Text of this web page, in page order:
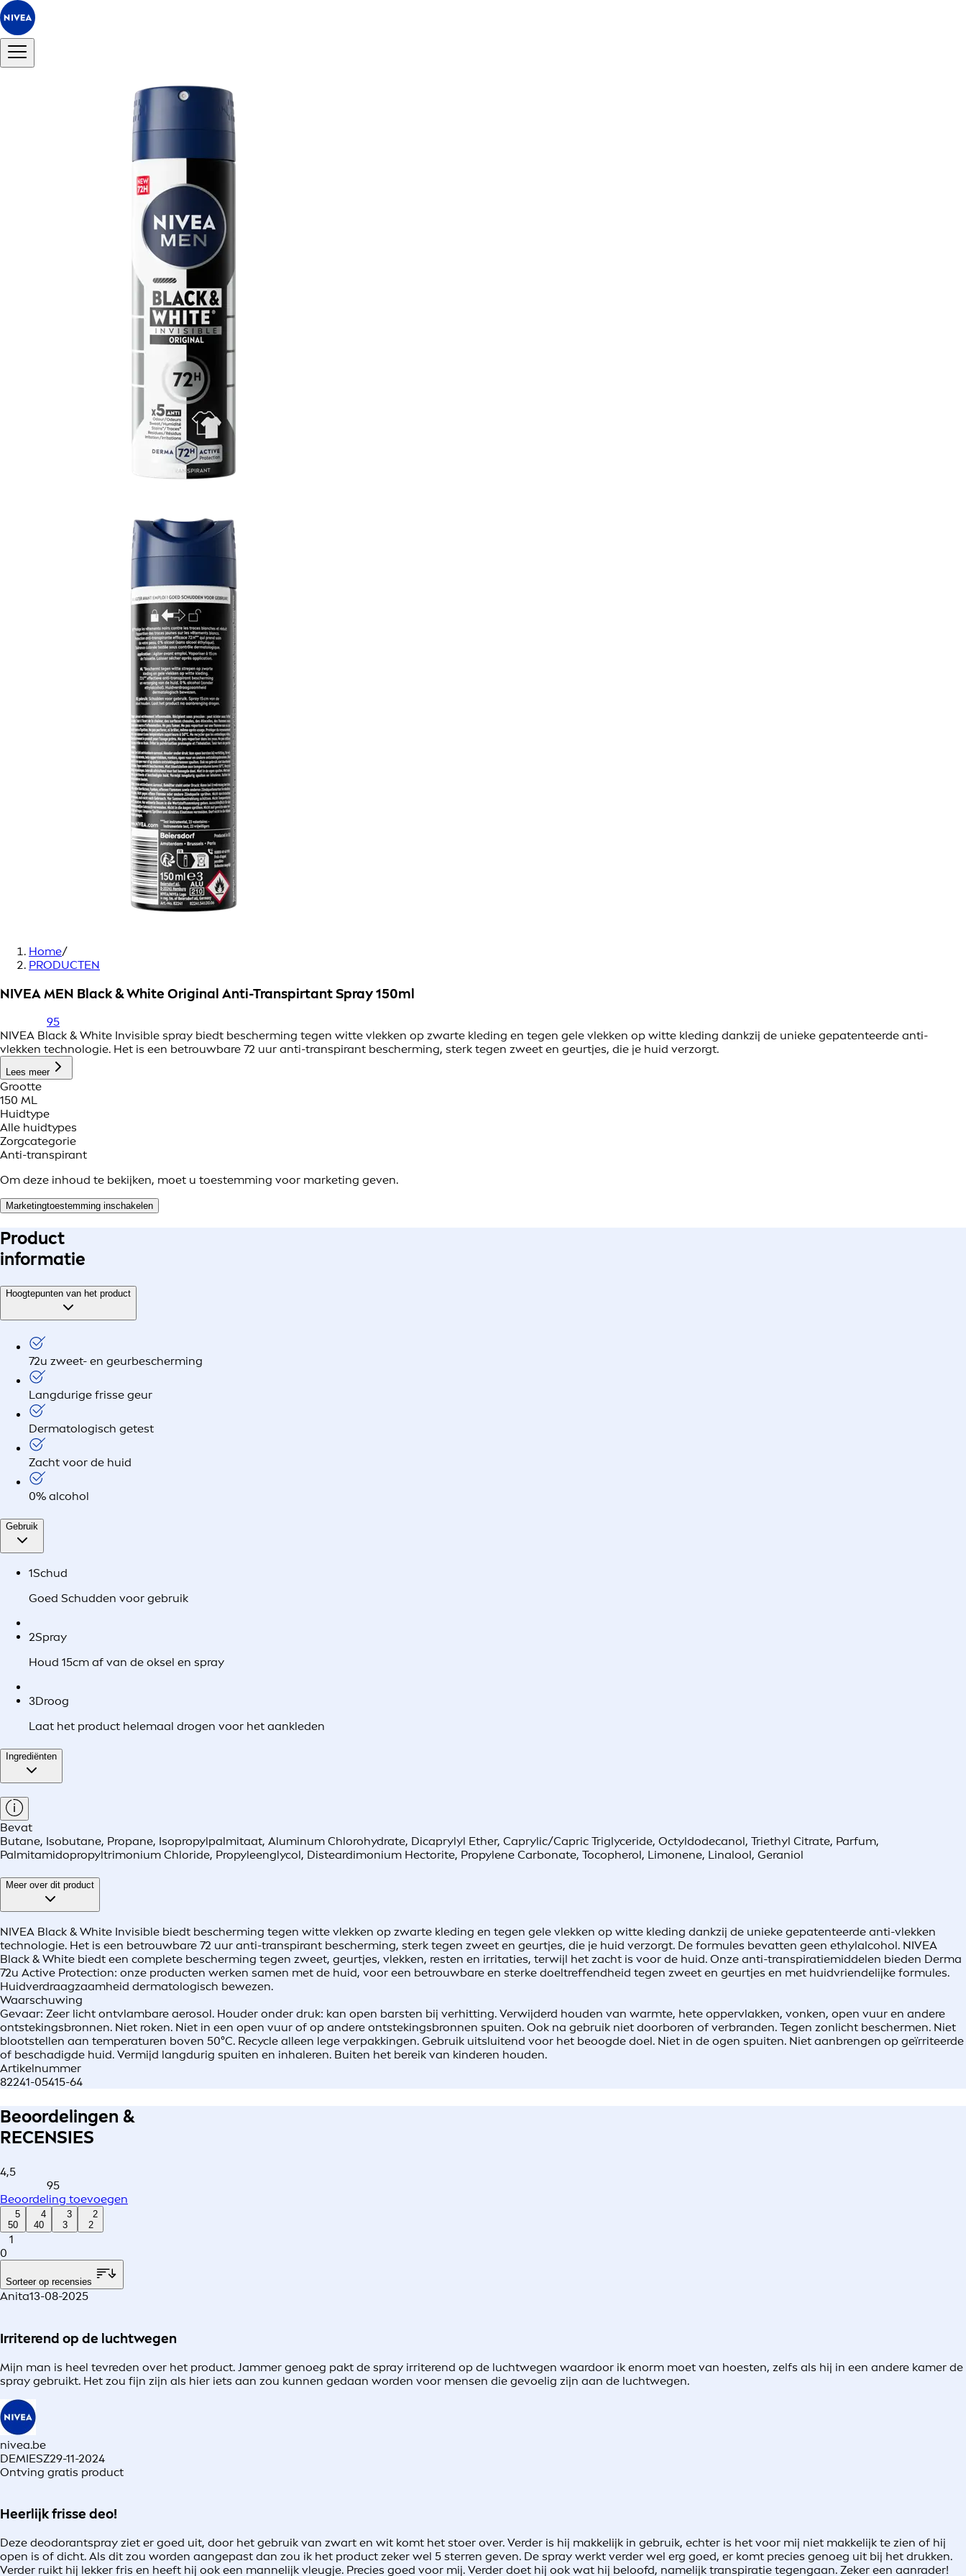
Home/
PRODUCTEN
NIVEA MEN Black & White Original Anti-Transpirtant Spray 150ml
95
NIVEA Black & White Invisible spray biedt bescherming tegen witte vlekken op zwarte kleding en tegen gele vlekken op witte kleding dankzij de unieke gepatenteerde anti-
vlekken technologie. Het is een betrouwbare 72 uur anti-transpirant bescherming, sterk tegen zweet en geurtjes, die je huid verzorgt.
Lees meer
Grootte
150 ML
Huidtype
Alle huidtypes
Zorgcategorie
Anti-transpirant
Om deze inhoud te bekijken, moet u toestemming voor marketing geven.
Marketingtoestemming inschakelen
Product
informatie
Hoogtepunten van het product
72u zweet- en geurbescherming
Langdurige frisse geur
Dermatologisch getest
Zacht voor de huid
0% alcohol
Gebruik
1Schud
Goed Schudden voor gebruik
2Spray
Houd 15cm af van de oksel en spray
3Droog
Laat het product helemaal drogen voor het aankleden
Ingrediënten
Bevat
Butane, Isobutane, Propane, Isopropylpalmitaat, Aluminum Chlorohydrate, Dicaprylyl Ether, Caprylic/Capric Triglyceride, Octyldodecanol, Triethyl Citrate, Parfum,
Palmitamidopropyltrimonium Chloride, Propyleenglycol, Disteardimonium Hectorite, Propylene Carbonate, Tocopherol, Limonene, Linalool, Geraniol
Meer over dit product
NIVEA Black & White Invisible biedt bescherming tegen witte vlekken op zwarte kleding en tegen gele vlekken op witte kleding dankzij de unieke gepatenteerde anti-vlekken
technologie. Het is een betrouwbare 72 uur anti-transpirant bescherming, sterk tegen zweet en geurtjes, die je huid verzorgt. De formules bevatten geen ethylalcohol. NIVEA
Black & White biedt een complete bescherming tegen zweet, geurtjes, vlekken, resten en irritaties, terwijl het zacht is voor de huid. Onze anti-transpiratiemiddelen bieden Derma
72u Active Protection: onze producten werken samen met de huid, voor een betrouwbare en sterke doeltreffendheid tegen zweet en geurtjes en met huidvriendelijke formules.
Huidverdraagzaamheid dermatologisch bewezen.
Waarschuwing
Gevaar: Zeer licht ontvlambare aerosol. Houder onder druk: kan open barsten bij verhitting. Verwijderd houden van warmte, hete oppervlakken, vonken, open vuur en andere
ontstekingsbronnen. Niet roken. Niet in een open vuur of op andere ontstekingsbronnen spuiten. Ook na gebruik niet doorboren of verbranden. Tegen zonlicht beschermen. Niet
blootstellen aan temperaturen boven 50°C. Recycle alleen lege verpakkingen. Gebruik uitsluitend voor het beoogde doel. Niet in de ogen spuiten. Niet aanbrengen op geïrriteerde
of beschadigde huid. Vermijd langdurig spuiten en inhaleren. Buiten het bereik van kinderen houden.
Artikelnummer
82241-05415-64
Beoordelingen &
RECENSIES
4,5
95
Beoordeling toevoegen
5
50
4
40
3
3
2
2
1
0
Sorteer op recensies
Anita13-08-2025
Irriterend op de luchtwegen
Mijn man is heel tevreden over het product. Jammer genoeg pakt de spray irriterend op de luchtwegen waardoor ik enorm moet van hoesten, zelfs als hij in een andere kamer de
spray gebruikt. Het zou fijn zijn als hier iets aan zou kunnen gedaan worden voor mensen die gevoelig zijn aan de luchtwegen.
nivea.be
DEMIESZ29-11-2024
Ontving gratis product
Heerlijk frisse deo!
Deze deodorantspray ziet er goed uit, door het gebruik van zwart en wit komt het stoer over. Verder is hij makkelijk in gebruik, echter is het voor mij niet makkelijk te zien of hij
open is of dicht. Als dit zou worden aangepast dan zou ik het product zeker wel 5 sterren geven. De spray werkt verder wel erg goed, er komt precies genoeg uit bij het drukken.
Verder ruikt hij lekker fris en heeft hij ook een mannelijk vleugje. Precies goed voor mij. Verder doet hij ook wat hij beloofd, namelijk transpiratie tegengaan. Zeker een aanrader!